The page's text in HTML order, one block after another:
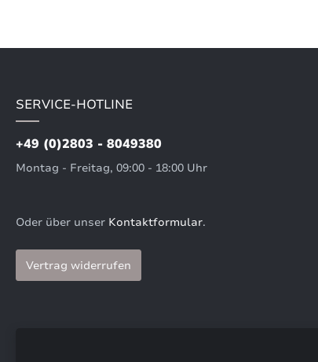
SERVICE-HOTLINE
+49 (0)2803 - 8049380
Montag - Freitag, 09:00 - 18:00 Uhr
Oder über unser Kontaktformular.
Vertrag widerrufen